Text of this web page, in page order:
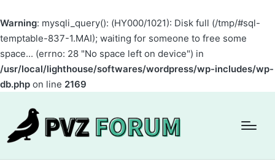
Warning: mysqli_query(): (HY000/1021): Disk full (/tmp/#sql-
temptable-837-1.MAI); waiting for someone to free some
space... (errno: 28 "No space left on device") in
/usr/local/lighthouse/softwares/wordpress/wp-includes/wp-
db.php on line 2169